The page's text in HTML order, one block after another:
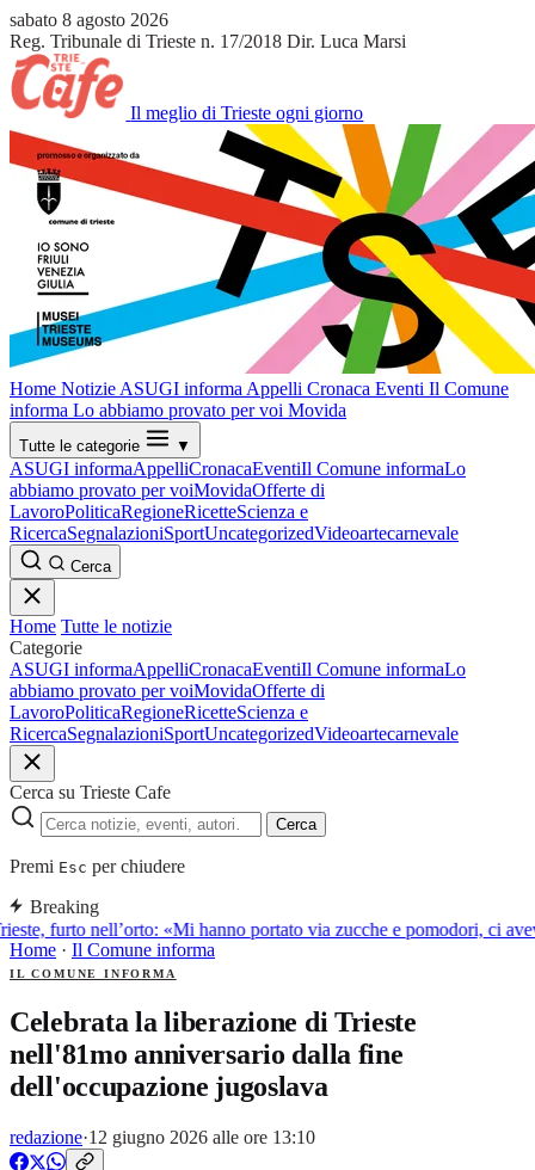
sabato 8 agosto 2026
Reg. Tribunale di Trieste n. 17/2018 Dir. Luca Marsi
Il meglio di Trieste ogni giorno
Home Notizie ASUGI informa Appelli Cronaca Eventi Il Comune
informa Lo abbiamo provato per voi Movida
Tutte le categorie ▼
ASUGI informaAppelliCronacaEventiIl Comune informaLo
abbiamo provato per voiMovidaOfferte di
LavoroPoliticaRegioneRicetteScienza e
RicercaSegnalazioniSportUncategorizedVideoartecarnevale
Cerca
Home Tutte le notizie
Categorie
ASUGI informaAppelliCronacaEventiIl Comune informaLo
abbiamo provato per voiMovidaOfferte di
LavoroPoliticaRegioneRicetteScienza e
RicercaSegnalazioniSportUncategorizedVideoartecarnevale
Cerca su Trieste Cafe
Cerca
Premi Esc per chiudere
Breaking
furto nell’orto: «Mi hanno portato via zucche e pomodori, ci
Home · Il Comune informa
IL COMUNE INFORMA
Celebrata la liberazione di Trieste
nell'81mo anniversario dalla fine
dell'occupazione jugoslava
redazione·12 giugno 2026 alle ore 13:10